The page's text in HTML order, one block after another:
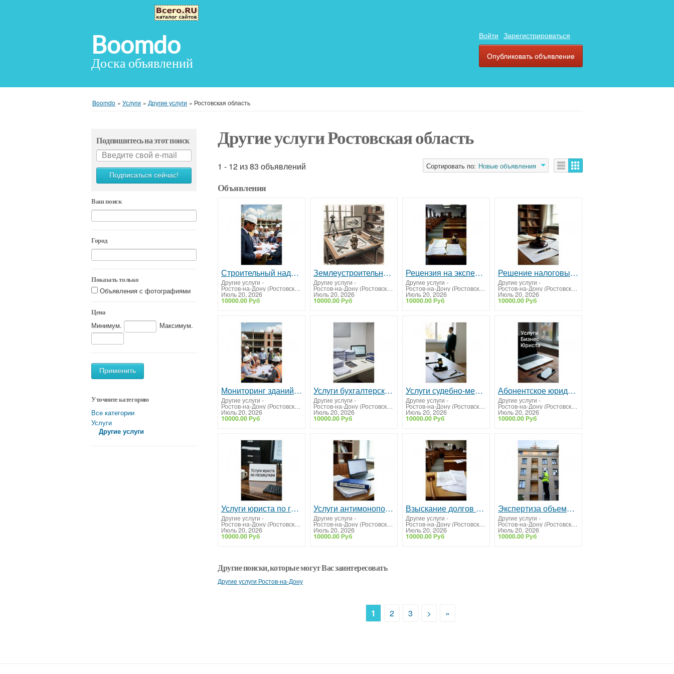
Boomdo
Доска объявлений
Войти Зарегистрироваться
Опубликовать объявление
Boomdo » Услуги » Другие услуги » Ростовская область
Подпишитесь на этот поиск
Подписаться сейчас!
Ваш поиск
Город
Показать только
Объявления с фотографиями
Цена
Минимум. Максимум.
Применить
Уточните категорию
Все категории
Услуги
Другие услуги
Другие услуги Ростовская область
1 - 12 из 83 объявлений Сортировать по: Новые объявления
Объявления
Строительный надзор. Контроль строительства объектов
Другие услуги -
Ростов-на-Дону (Ростовская область)
Июль 20, 2026
10000.00 Руб
Землеустроительная экспертиза
Другие услуги -
Ростов-на-Дону (Ростовская область)
Июль 20, 2026
10000.00 Руб
Рецензия на экспертизу. Оспорим результаты некачественной экспертизы
Другие услуги -
Ростов-на-Дону (Ростовская область)
Июль 20, 2026
10000.00 Руб
Решение налоговых споров
Другие услуги -
Ростов-на-Дону (Ростовская область)
Июль 20, 2026
10000.00 Руб
Мониторинг зданий и сооружений для безопасности и устойчивости
Другие услуги -
Ростов-на-Дону (Ростовская область)
Июль 20, 2026
10000.00 Руб
Услуги бухгалтерского обслуживания
Другие услуги -
Ростов-на-Дону (Ростовская область)
Июль 20, 2026
10000.00 Руб
Услуги судебно-медицинской экспертизы
Другие услуги -
Ростов-на-Дону (Ростовская область)
Июль 20, 2026
10000.00 Руб
Абонентское юридическое обслуживание организаций
Другие услуги -
Ростов-на-Дону (Ростовская область)
Июль 20, 2026
10000.00 Руб
Услуги юриста по госзакупкам. Тендерное сопровождение
Другие услуги -
Ростов-на-Дону (Ростовская область)
Июль 20, 2026
10000.00 Руб
Услуги антимонопольного юриста. Решение споров с УФАС
Другие услуги -
Ростов-на-Дону (Ростовская область)
Июль 20, 2026
10000.00 Руб
Взыскание долгов с юридических лиц
Другие услуги -
Ростов-на-Дону (Ростовская область)
Июль 20, 2026
10000.00 Руб
Экспертиза объемов, качества и стоимости строительно-монтажных работ
Другие услуги -
Ростов-на-Дону (Ростовская область)
Июль 20, 2026
10000.00 Руб
Другие поиски, которые могут Вас заинтересовать
Другие услуги Ростов-на-Дону
1 2 3 > »